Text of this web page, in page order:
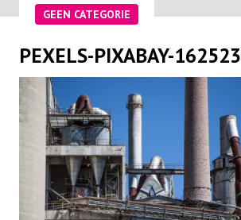
GEEN CATEGORIE
PEXELS-PIXABAY-162523